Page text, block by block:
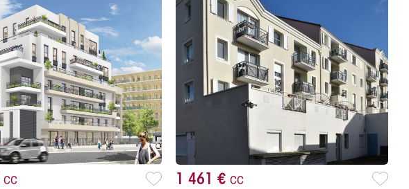
cc 1 461 € cc